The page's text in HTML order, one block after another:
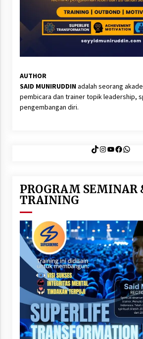
AUTHOR
SAID MUNIRUDDINadalah seorang
pembicara dan trainer topik leadership,
pengembangan diri.
TikTok
Instagram
YouTube
PROGRAM SEMINAR
TRAINING